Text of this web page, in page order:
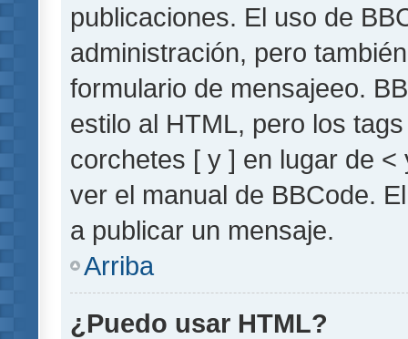
publicaciones. El uso de
administración, pero
formulario de mensajeeo.
estilo al HTML, pero los
corchetes [ y ] en lugar de
ver el manual de BBCode.
a publicar un mensaje.
Arriba
¿Puedo usar HTML?